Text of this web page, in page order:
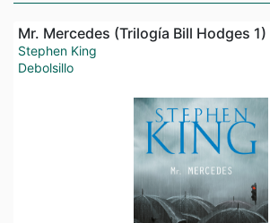
Mr. Mercedes (Trilogía Bill Hodges 1)
Stephen King
Debolsillo